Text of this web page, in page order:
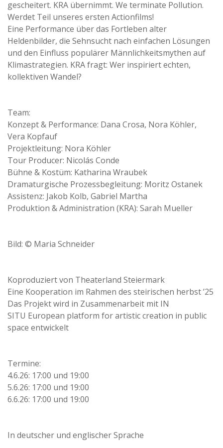
gescheitert. KRA übernimmt. We terminate Pollution.
Werdet Teil unseres ersten Actionfilms!
Eine Performance über das Fortleben alter
Heldenbilder, die Sehnsucht nach einfachen Lösungen
und den Einfluss populärer Männlichkeitsmythen auf
Klimastrategien. KRA fragt: Wer inspiriert echten,
kollektiven Wandel?
Team:
Konzept & Performance: Dana Crosa, Nora Köhler,
Vera Kopfauf
Projektleitung: Nora Köhler
Tour Producer: Nicolás Conde
Bühne & Kostüm: Katharina Wraubek
Dramaturgische Prozessbegleitung: Moritz Ostanek
Assistenz: Jakob Kolb, Gabriel Martha
Produktion & Administration (KRA): Sarah Mueller
Bild: © Maria Schneider
Koproduziert von Theaterland Steiermark
Eine Kooperation im Rahmen des steirischen herbst ’25
Das Projekt wird in Zusammenarbeit mit IN
SITU European platform for artistic creation in public
space entwickelt
Termine:
4.6.26: 17:00 und 19:00
5.6.26: 17:00 und 19:00
6.6.26: 17:00 und 19:00
In deutscher und englischer Sprache